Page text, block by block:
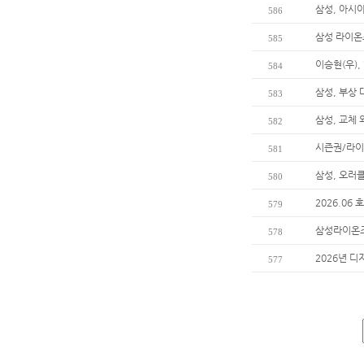
586 삼성, 아시
585 삼성 라이
584 이승현(우),
583 삼성, 부상
582 삼성, 교체
581 시즌권/라
580 삼성, 오러
579 2026.06 호
578 삼성라이온
577 2026년 디